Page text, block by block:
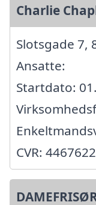
Charlie
Slotsgade 7,
Ansatte:
Startdato:
CVR: